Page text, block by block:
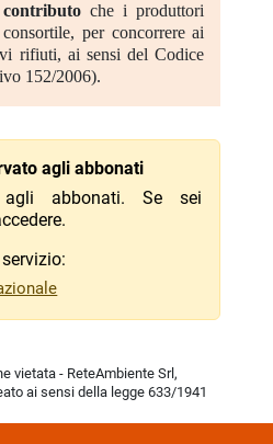
contributoche i produttori
per concorrere ai
rifiuti, ai sensi del Codice
152/2006).
agli abbonati
agli abbonati. Se sei
vietata - ReteAmbiente Srl,
ai sensi della legge 633/1941